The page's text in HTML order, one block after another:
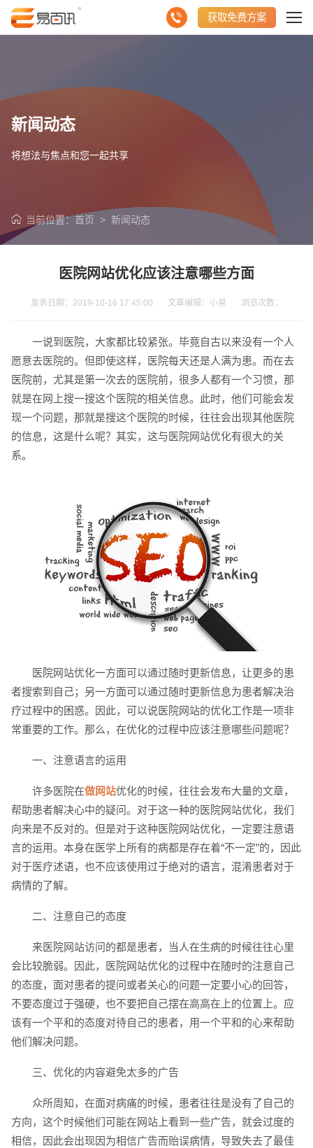
获取免费方案
新闻动态
将想法与焦点和您一起共享
当前位置： 首页 > 新闻动态
医院网站优化应该注意哪些方面
发表日期：2019-10-16 17:45:00 文章编辑：小易 浏览次数：
一说到医院，大家都比较紧张。毕竟自古以来没有一个人
愿意去医院的。但即使这样，医院每天还是人满为患。而在去
医院前，尤其是第一次去的医院前，很多人都有一个习惯，那
就是在网上搜一搜这个医院的相关信息。此时，他们可能会发
现一个问题，那就是搜这个医院的时候，往往会出现其他医院
的信息，这是什么呢？其实，这与医院网站优化有很大的关
系。
医院网站优化一方面可以通过随时更新信息，让更多的患
者搜索到自己；另一方面可以通过随时更新信息为患者解决治
疗过程中的困惑。因此，可以说医院网站的优化工作是一项非
常重要的工作。那么，在优化的过程中应该注意哪些问题呢？
一、注意语言的运用
许多医院在做网站优化的时候，往往会发布大量的文章，
帮助患者解决心中的疑问。对于这一种的医院网站优化，我们
向来是不反对的。但是对于这种医院网站优化，一定要注意语
言的运用。本身在医学上所有的病都是存在着“不一定”的，因此
对于医疗述语，也不应该使用过于绝对的语言，混淆患者对于
病情的了解。
二、注意自己的态度
来医院网站访问的都是患者，当人在生病的时候往往心里
会比较脆弱。因此，医院网站优化的过程中在随时的注意自己
的态度，面对患者的提问或者关心的问题一定要小心的回答，
不要态度过于强硬，也不要把自己摆在高高在上的位置上。应
该有一个平和的态度对待自己的患者，用一个平和的心来帮助
他们解决问题。
三、优化的内容避免太多的广告
众所周知，在面对病痛的时候，患者往往是没有了自己的
方向，这个时候他们可能在网站上看到一些广告，就会过度的
相信，因此会出现因为相信广告而贻误病情，导致失去了最佳
请输入您的公司名称 名字
创意品牌型网站 · 标准企业官网建设 · 外贸网